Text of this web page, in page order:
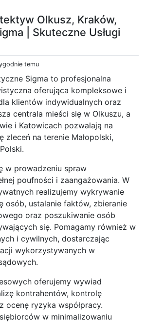
Olkusz, Kraków,
| Skuteczne Usługi
temu
Sigma to profesjonalna
oferująca kompleksowe i
klientów indywidualnych oraz
centrala mieści się w Olkuszu, a
i Katowicach pozwalają na
zleceń na terenie Małopolski,
w prowadzeniu spraw
poufności i zaangażowania. W
realizujemy wykrywanie
osób, ustalanie faktów, zbieranie
oraz poszukiwanie osób
się. Pomagamy również w
i cywilnych, dostarczając
wykorzystywanych w
oferujemy wywiad
kontrahentów, kontrolę
ocenę ryzyka współpracy.
w minimalizowaniu